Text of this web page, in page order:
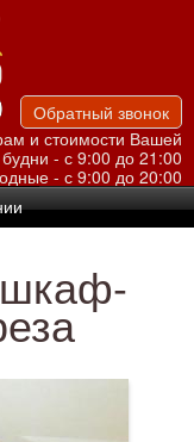
Обратный звонок
и стоимости Вашей
- с 9:00 до 21:00
- с 9:00 до 20:00